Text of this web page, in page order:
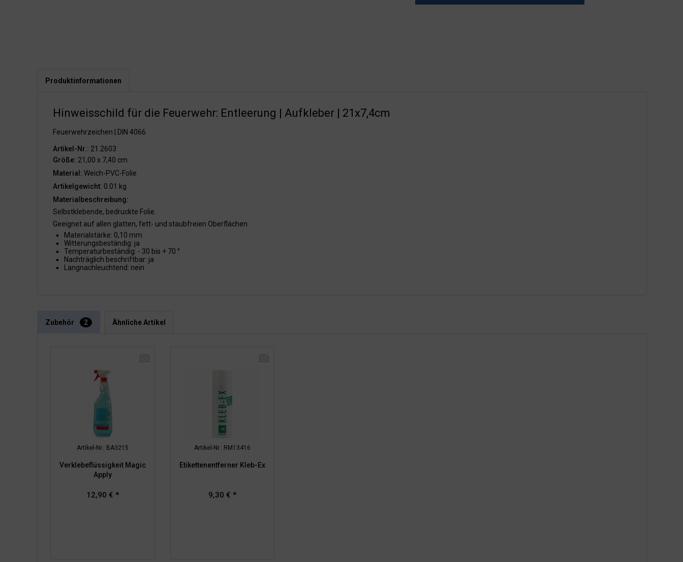
Produktinformationen
Hinweisschild für die Feuerwehr: Entleerung | Aufkleber | 21x7,4cm
Feuerwehrzeichen | DIN 4066
Artikel-Nr.: 21.2603
Größe: 21,00 x 7,40 cm
Material: Weich-PVC-Folie
Artikelgewicht: 0.01 kg
Materialbeschreibung:
Selbstklebende, bedruckte Folie.
Geeignet auf allen glatten, fett- und staubfreien Oberflächen.
Materialstärke: 0,10 mm
Witterungsbeständig: ja
Temperaturbeständig: - 30 bis + 70 °
Nachträglich beschriftbar: ja
Langnachleuchtend: nein
Zubehör 2 Ähnliche Artikel
Artikel-Nr.: BA3215
Verklebeflüssigkeit Magic
Apply
12,90 € *
Artikel-Nr.: RM13416
Etikettenentferner Kleb-Ex
9,30 € *